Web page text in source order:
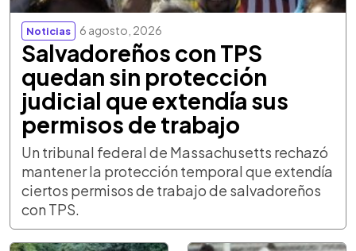
Noticias 6 agosto, 2026
Salvadoreños con TPS
quedan sin protección
judicial que extendía sus
permisos de trabajo
Un tribunal federal de Massachusetts rechazó
mantener la protección temporal que extendía
ciertos permisos de trabajo de salvadoreños
con TPS.